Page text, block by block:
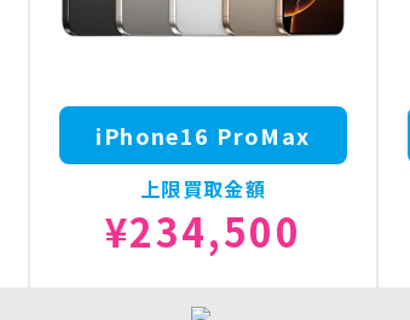
iPhone16 ProMax
上限買取金額
¥234,500